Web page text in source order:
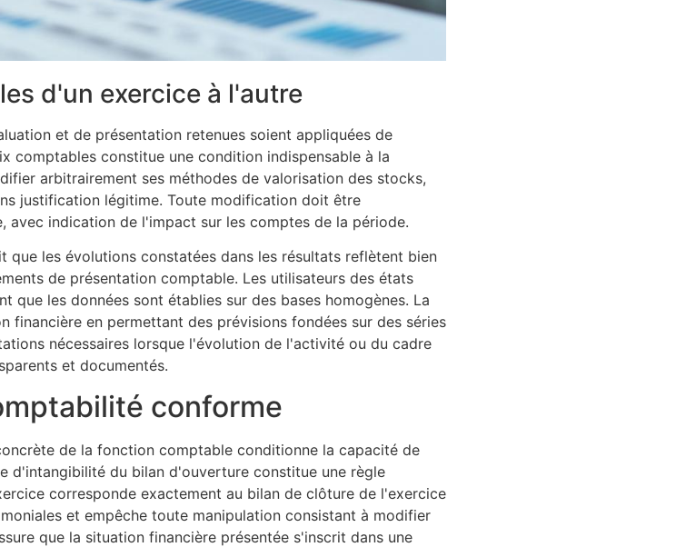
d'un exercice à l'autre
et de présentation retenues soient appliquées de
comptables constitue une condition indispensable à la
arbitrairement ses méthodes de valorisation des stocks,
justification légitime. Toute modification doit être
indication de l'impact sur les comptes de la période.
les évolutions constatées dans les résultats reflètent bien
de présentation comptable. Les utilisateurs des états
que les données sont établies sur des bases homogènes. La
en permettant des prévisions fondées sur des séries
nécessaires lorsque l'évolution de l'activité ou du cadre
et documentés.
conforme
de la fonction comptable conditionne la capacité de
d'intangibilité du bilan d'ouverture constitue une règle
corresponde exactement au bilan de clôture de l'exercice
et empêche toute manipulation consistant à modifier
que la situation financière présentée s'inscrit dans une